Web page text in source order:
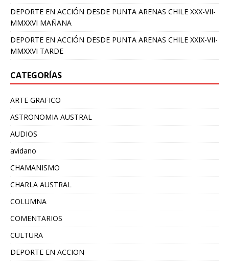
DEPORTE EN ACCIÓN DESDE PUNTA ARENAS CHILE XXX-VII-
MMXXVI MAÑANA
DEPORTE EN ACCIÓN DESDE PUNTA ARENAS CHILE XXIX-VII-
MMXXVI TARDE
CATEGORÍAS
ARTE GRAFICO
ASTRONOMIA AUSTRAL
AUDIOS
avidano
CHAMANISMO
CHARLA AUSTRAL
COLUMNA
COMENTARIOS
CULTURA
DEPORTE EN ACCION